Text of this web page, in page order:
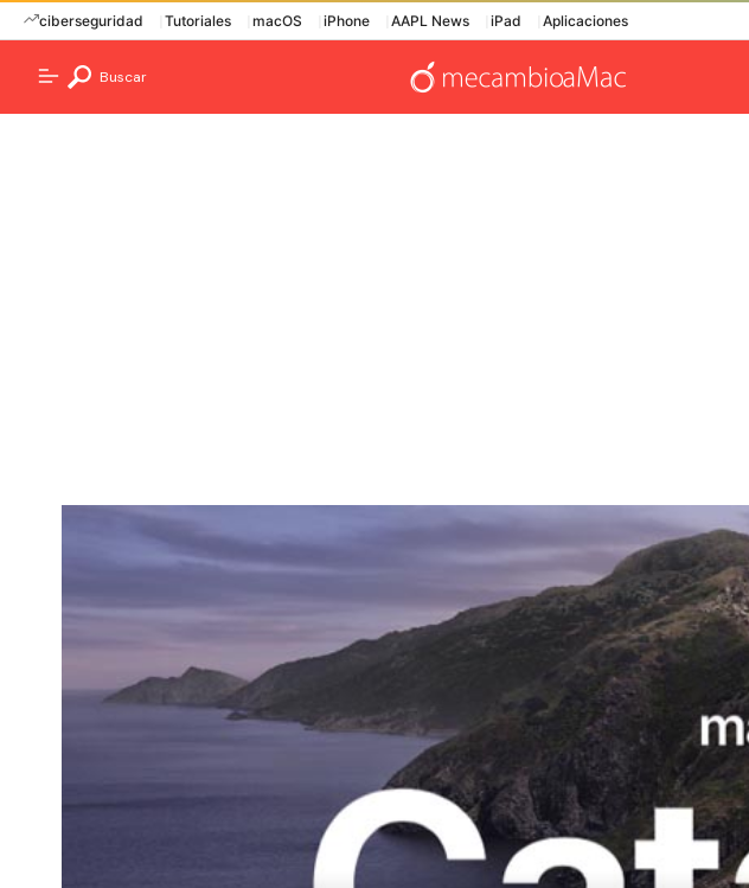
ciberseguridad Tutoriales macOS iPhone AAPL News iPad Aplicaciones
Buscar